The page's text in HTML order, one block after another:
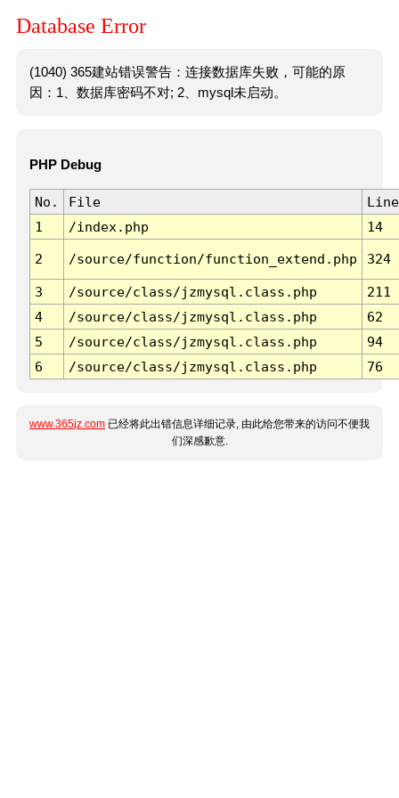
Database Error
(1040) 365建站错误警告：连接数据库失败，可能的原
因：1、数据库密码不对; 2、mysql未启动。
PHP Debug
No. File
Line
1
/index.php 14
2 /source/function/function_extend.php 324
3 /source/class/jzmysql.class.php
211
4
/source/class/jzmysql.class.php
62
5
/source/class/jzmysql.class.php
94
6
/source/class/jzmysql.class.php 76
www.365jz.com 已经将此出错信息详细记录, 由此给您带来的访问不便我
们深感歉意.